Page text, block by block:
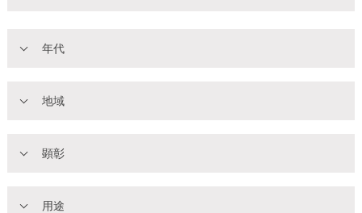
年代
地域
顕彰
用途